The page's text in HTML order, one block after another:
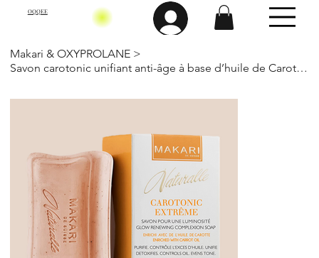
OQQEE
Makari & OXYPROLANE >
Savon carotonic unifiant anti-âge à base d’huile de Carotte 200 Gr-Makari